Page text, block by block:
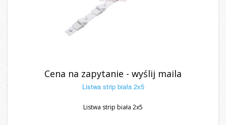
Cena na zapytanie - wyślij maila
Listwa strip biała 2x5
Listwa strip biała 2x5